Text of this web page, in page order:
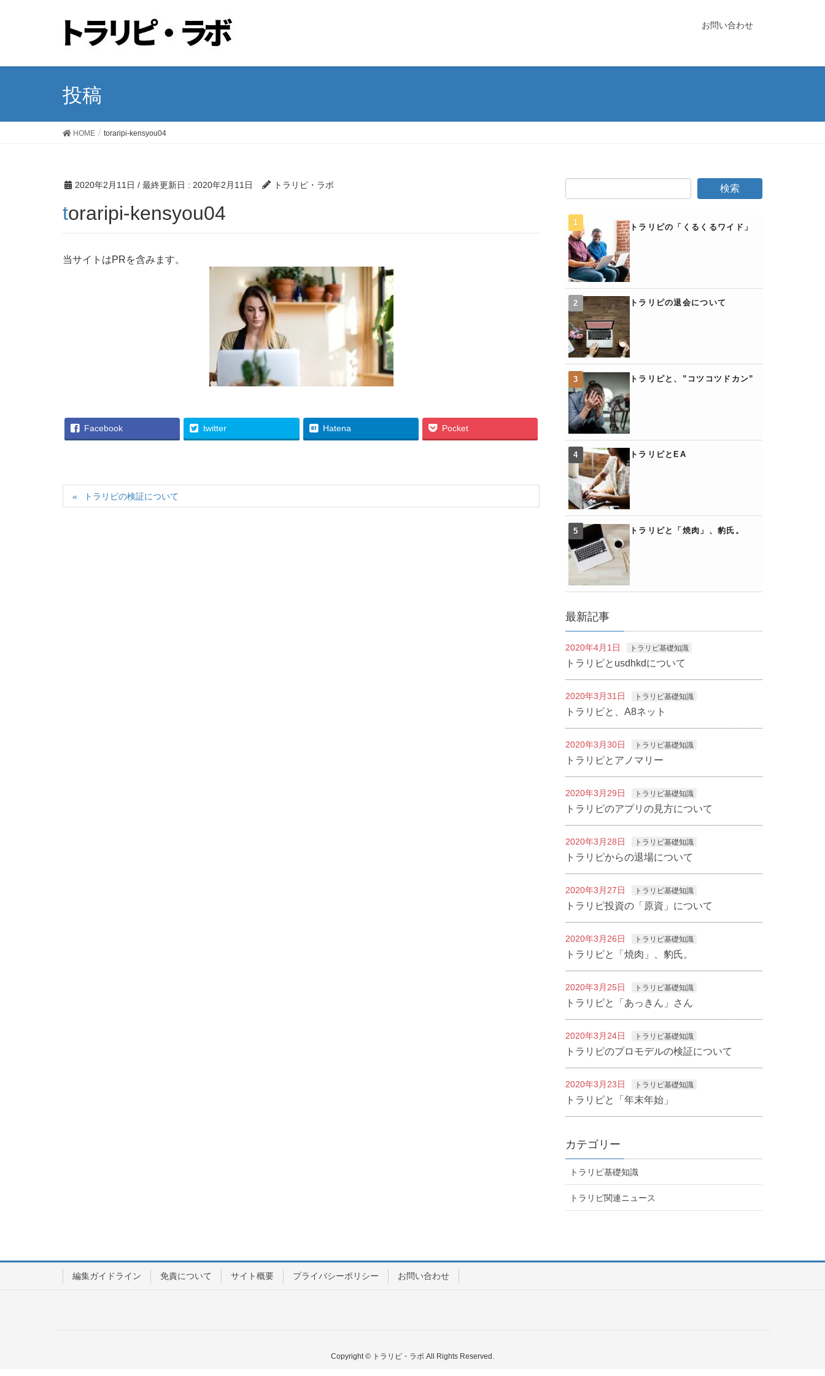
お問い合わせ
投稿
HOME toraripi-kensyou04
2020年2月11日 / 最終更新日 : 2020年2月11日 トラリピ・ラボ
toraripi-kensyou04
当サイトはPRを含みます。
Facebook twitter Hatena Pocket
トラリピの検証について
トラリピの「くるくるワイド」
トラリピの退会について
トラリピと、”コツコツドカン”
トラリピとEA
トラリピと「焼肉」、豹氏。
最新記事
2020年4月1日 トラリピ基礎知識
トラリピとusdhkdについて
2020年3月31日 トラリピ基礎知識
トラリピと、A8ネット
2020年3月30日 トラリピ基礎知識
トラリピとアノマリー
2020年3月29日 トラリピ基礎知識
トラリピのアプリの見方について
2020年3月28日 トラリピ基礎知識
トラリピからの退場について
2020年3月27日 トラリピ基礎知識
トラリピ投資の「原資」について
2020年3月26日 トラリピ基礎知識
トラリピと「焼肉」、豹氏。
2020年3月25日 トラリピ基礎知識
トラリピと「あっきん」さん
2020年3月24日 トラリピ基礎知識
トラリピのプロモデルの検証について
2020年3月23日 トラリピ基礎知識
トラリピと「年末年始」
カテゴリー
トラリピ基礎知識
トラリピ関連ニュース
編集ガイドライン 免責について サイト概要 プライバシーポリシー お問い合わせ
Copyright © トラリピ・ラボ All Rights Reserved.